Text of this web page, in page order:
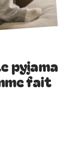
pyjama
fait